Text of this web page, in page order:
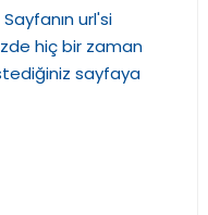
url'si
hiç bir zaman
sayfaya